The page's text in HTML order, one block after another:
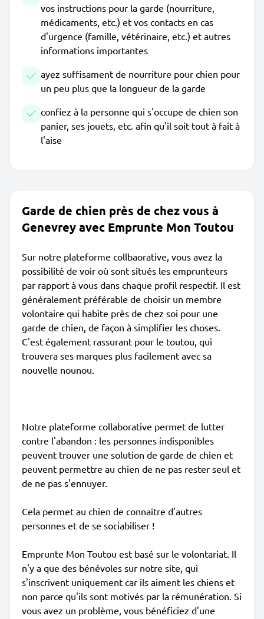
vos instructions pour la garde (nourriture,
médicaments, etc.) et vos contacts en cas
d'urgence (famille, vétérinaire, etc.) et autres
informations importantes
ayez suffisament de nourriture pour chien pour
un peu plus que la longueur de la garde
confiez à la personne qui s'occupe de chien son
panier, ses jouets, etc. afin qu'il soit tout à fait à
l'aise
Garde de chien près de chez vous à
Genevrey avec Emprunte Mon Toutou
Sur notre plateforme collbaorative, vous avez la
possibilité de voir où sont situés les emprunteurs
par rapport à vous dans chaque profil respectif. Il est
généralement préférable de choisir un membre
volontaire qui habite près de chez soi pour une
garde de chien, de façon à simplifier les choses.
C'est également rassurant pour le toutou, qui
trouvera ses marques plus facilement avec sa
nouvelle nounou.
Notre plateforme collaborative permet de lutter
contre l'abandon : les personnes indisponibles
peuvent trouver une solution de garde de chien et
peuvent permettre au chien de ne pas rester seul et
de ne pas s'ennuyer.
Cela permet au chien de connaître d'autres
personnes et de se sociabiliser !
Emprunte Mon Toutou est basé sur le volontariat. Il
n'y a que des bénévoles sur notre site, qui
s'inscrivent uniquement car ils aiment les chiens et
non parce qu'ils sont motivés par la rémunération. Si
vous avez un problème, vous bénéficiez d'une